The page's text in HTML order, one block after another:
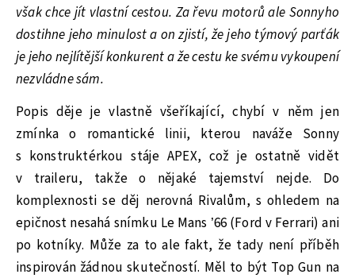
však chce jít vlastní cestou. Za řevu motorů ale Sonnyho
dostihne jeho minulost a on zjistí, že jeho týmový parťák
je jeho nejlítější konkurent a že cestu ke svému vykoupení
nezvládne sám.
Popis děje je vlastně všeříkající, chybí v něm jen
zmínka o romantické linii, kterou naváže Sonny
s konstruktérkou stáje APEX, což je ostatně vidět
v traileru, takže o nějaké tajemství nejde. Do
komplexnosti se děj nerovná Rivalům, s ohledem na
epičnost nesahá snímku Le Mans ’66 (Ford v Ferrari) ani
po kotníky. Může za to ale fakt, že tady není příběh
inspirován žádnou skutečností. Měl to být Top Gun na